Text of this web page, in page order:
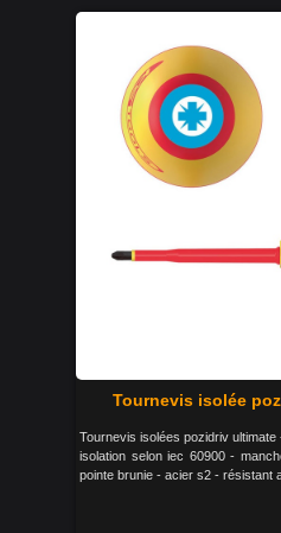
Tournevis isolée
Tournevis isolées pozidriv
isolation selon iec 60900 -
pointe brunie - acier s2 - résistant